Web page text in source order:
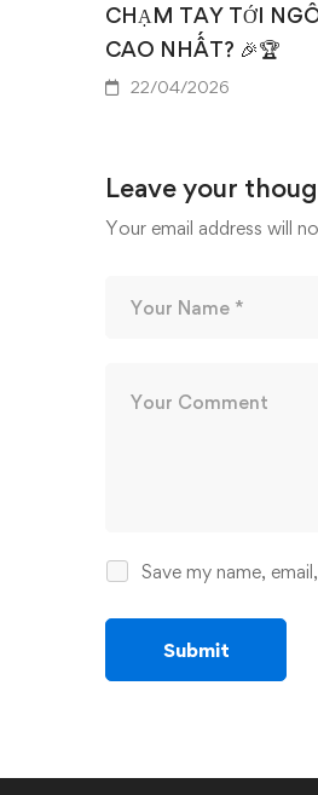
CHẠM TAY TỚI
CAO NHẤT? 🎉🏆
22/04/2026
Leave your
Your email address will
Save my name,